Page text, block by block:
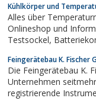
Kühlkörper und
Alles über
Onlineshop und
Testsockel, Batteriekontakte, Kühlkörper und
Temperaturregler und
eignen.
Feingerätebau K. Fischer
Die Feingerätebau K.
Unternehmen
registrierende